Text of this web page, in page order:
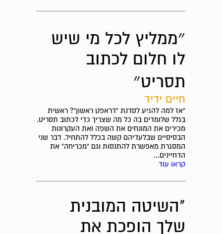
״ממליץ לכל מי שיש
לו חלום לכתוב
תסריט״
חיים ידיד
"אז למה להגיע לסדנת "דראפט ראשון"? ראשית
בגלל שלומדים בה כל מה שצריך כדי לכתוב תסריט.
מכירים את המונחים את השפה ואת העקרונות
הבסיסיים שבלעדיהם קשה בכלל להתחיל. דבר שני
המסגרת מאפשרת להתנסות וגם "מכריחה" את
הדחיינים...
קראו עוד
"השיטה המובנית
שלך הופכת את